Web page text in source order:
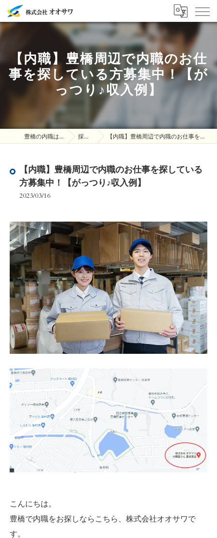
【内職】豊橋周辺で内職のお仕
事を探している方募集中！【が
っつり♪収入例】
豊橋の内職は株式会社オオサワ 採用ブログ 【内職】豊橋周辺で内職のお仕事を探している方募集中！【がっつり♪収入例】
【内職】豊橋周辺で内職のお仕事を探している
方募集中！【がっつり♪収入例】
2023/03/16
こんにちは。
豊橋で内職をお探しならこちら、株式会社オオサワで
す。